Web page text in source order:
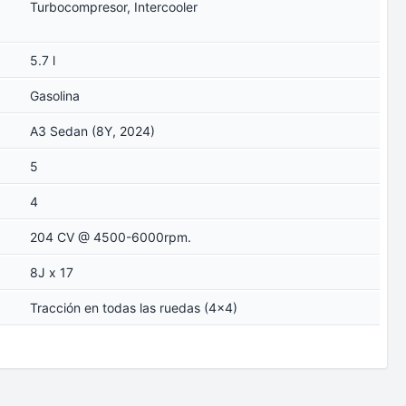
Turbocompresor, Intercooler
5.7 l
Gasolina
A3 Sedan (8Y, 2024)
5
4
204 CV @ 4500-6000rpm.
8J x 17
Tracción en todas las ruedas (4x4)